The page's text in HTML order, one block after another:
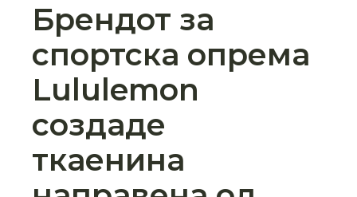
Брендот за
спортска опрема
Lululemon
создаде
ткаенина